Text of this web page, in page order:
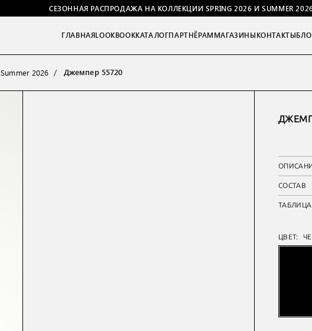
СЕЗОННАЯ РАСПРОДАЖА НА КОЛЛЕКЦИИ SPRING 2026 И SUMMER
ГЛАВНАЯLOOKBOOKКАТАЛОГПАРТНЁРАММАГАЗИНЫКОНТАКТЫ
Summer 2026 Джемпер 55720
СОСТАВ
ЦВЕТ: